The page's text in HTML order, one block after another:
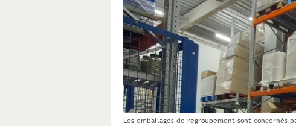
Les emballages de regroupement sont concernés